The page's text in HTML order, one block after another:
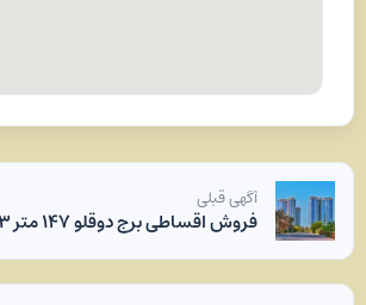
آگهی قبلی
فروش اقساطی برج دوقلو ۱۴۷ متر ۳ خواب جزیره کیش